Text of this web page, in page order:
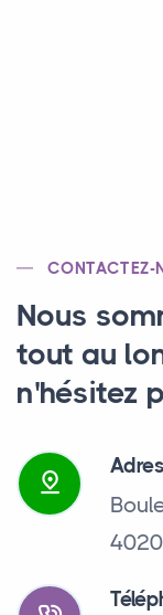
CONTACTEZ-
Nous
tout au
n'hésitez